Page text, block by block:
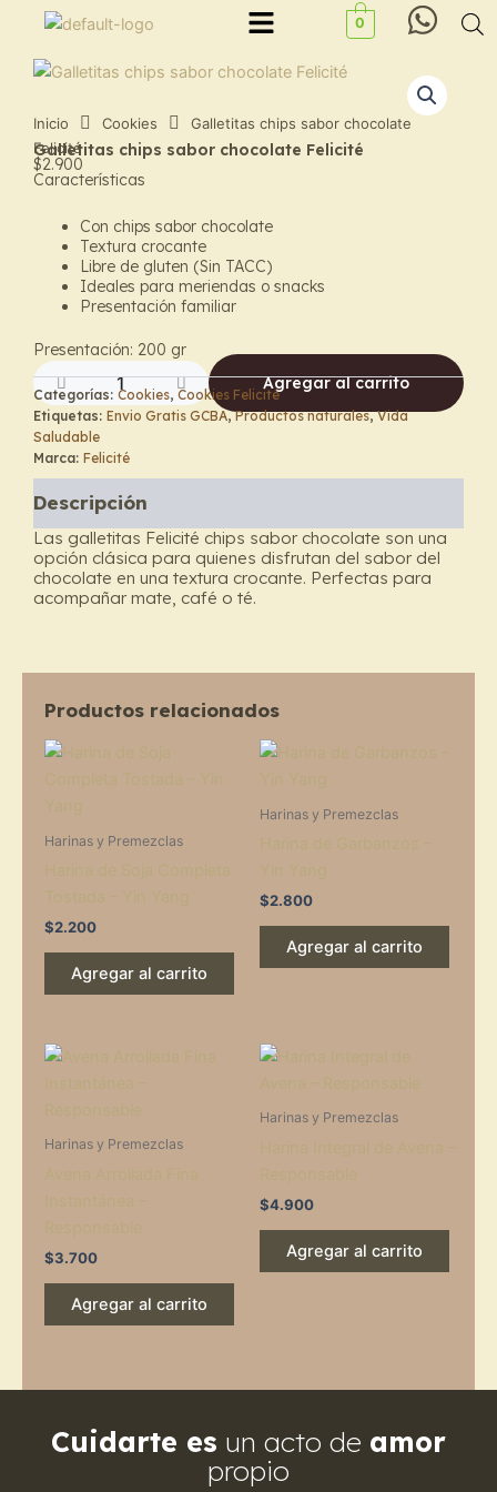
contenido
Menu 0
Inicio Cookies
Galletitas chips sabor chocolate
Felicité
Galletitas chips sabor chocolate Felicité
$2.900
Características
Con chips sabor chocolate
Textura crocante
Libre de gluten (Sin TACC)
Ideales para meriendas o snacks
Presentación familiar
Presentación: 200 gr
Galletitas
chips
sabor
chocolate
cantidad
Agregar al carrito
Categorías: Cookies, Cookies Felicité
Etiquetas: Envio Gratis GCBA,Productos naturales,Vida
Saludable
Marca: Felicité
Descripción
Las galletitas Felicité chips sabor chocolate son una
opción clásica para quienes disfrutan del sabor del
chocolate en una textura crocante. Perfectas para
acompañar mate, café o té.
Productos relacionados
Harinas y Premezclas
$2.200
Agregar al carrito
Harinas y Premezclas
$2.800
Agregar al carrito
Harinas y Premezclas
$3.700
Agregar al carrito
Harinas y Premezclas
$4.900
Agregar al carrito
Cuidarte es un acto de amor
propio